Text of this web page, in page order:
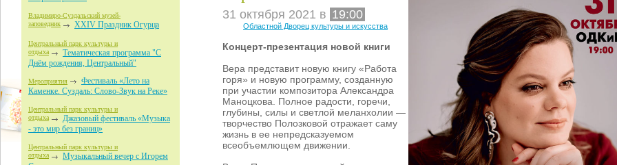
Владимиро-Суздальский музей-
заповедник XXIV Праздник Огурца
Центральный парк культуры и
отдыха
Тематическая программа "С
Днём рождения, Центральный"
Мероприятия
Фестиваль «Лето на
Каменке. Суздаль: Слово-Звук на Реке»
Центральный парк культуры и
отдыха
Джазовый фестиваль «Музыка
- это мир без границ»
Центральный парк культуры и
отдыха
Музыкальный вечер с Игорем
31 октября 2021 в 19:00
Областной Дворец культуры и искусства
Концерт-презентация новой книги
Вера представит новую книгу «Работа
горя» и новую программу, созданную
при участии композитора Александра
Маноцкова. Полное радости, горечи,
глубины, силы и светлой меланхолии —
творчество Полозковой отражает саму
жизнь в ее непредсказуемом
всеобъемлющем движении.